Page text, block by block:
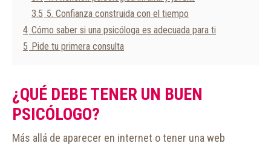
3.5 5. Confianza construida con el tiempo
4 Cómo saber si una psicóloga es adecuada para ti
5 Pide tu primera consulta
¿QUÉ DEBE TENER UN BUEN
PSICÓLOGO?
Más allá de aparecer en internet o tener una web